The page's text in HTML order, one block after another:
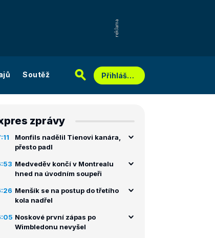
Soutěž Přihlášení
zprávy
Monfils nadělil Tienovi kanára,
přesto padl
Medveděv končí v Montrealu
hned na úvodním soupeři
Menšík se na postup do třetího
kola nadřel
Noskové první zápas po
Wimbledonu nevyšel